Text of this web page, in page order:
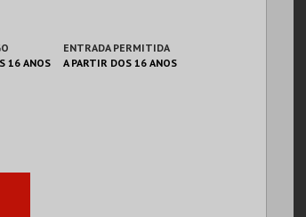
16 ANOS
ENTRADA PERMITIDA
A PARTIR DOS 16 ANOS